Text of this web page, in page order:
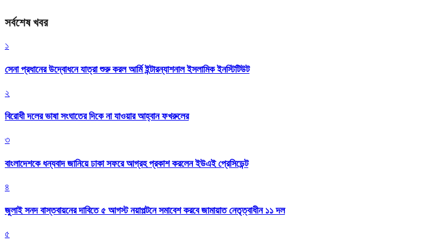
সর্বশেষ খবর
১
সেনা প্রধানের উদ্বোধনে যাত্রা শুরু করল আর্মি ইন্টারন্যাশনাল ইসলামিক ইনস্টিটিউট
২
বিরোধী দলের ভাষা সংঘাতের দিকে না যাওয়ার আহ্বান ফখরুলের
৩
বাংলাদেশকে ধন্যবাদ জানিয়ে ঢাকা সফরে আগ্রহ প্রকাশ করলেন ইউএই প্রেসিডেন্ট
৪
জুলাই সনদ বাস্তবায়নের দাবিতে ৫ আগস্ট নয়াপল্টনে সমাবেশ করবে জামায়াত নেতৃত্বাধীন ১১ দল
৫